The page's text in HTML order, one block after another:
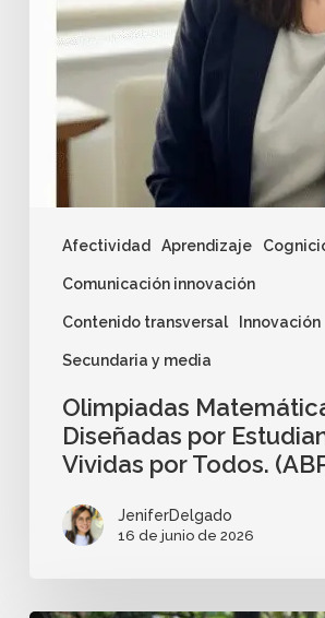
Afectividad Aprendizaje
Comunicación innovación
Contenido transversal Innovación
Secundaria y media
Olimpiadas
Diseñadas por
Vividas por Todos.
JeniferDelgado
16 de junio de 2026